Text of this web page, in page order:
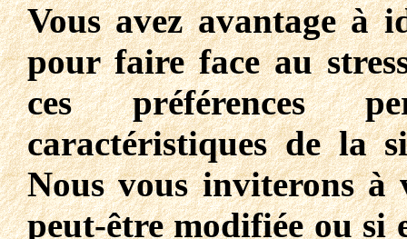
Vous avez avantage à
pour faire face au
ces préférences
caractéristiques de la
Nous vous inviterons à
peut-être modifiée ou si